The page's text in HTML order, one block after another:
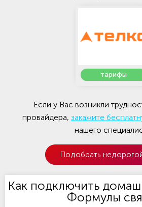
тарифы
Если у Вас возникли
провайдера, закажите
нашего
Подобрать
Как подключить
Формулы